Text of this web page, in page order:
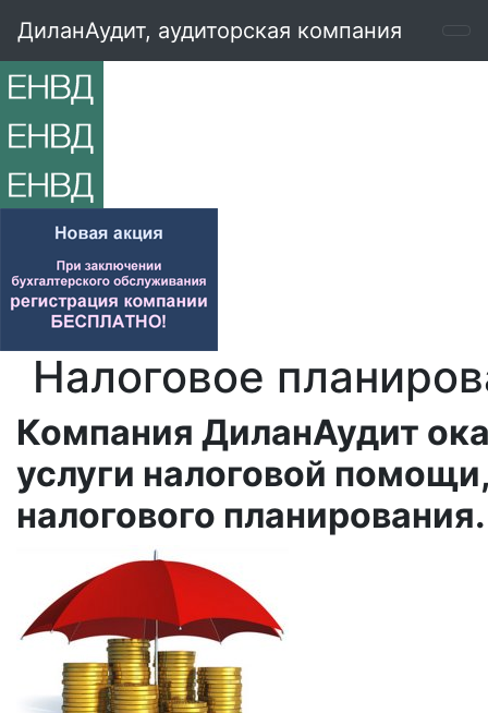
ДиланАудит, аудиторская компания
Налоговое
Компания ДиланАудит
услуги налоговой
налогового планирования.